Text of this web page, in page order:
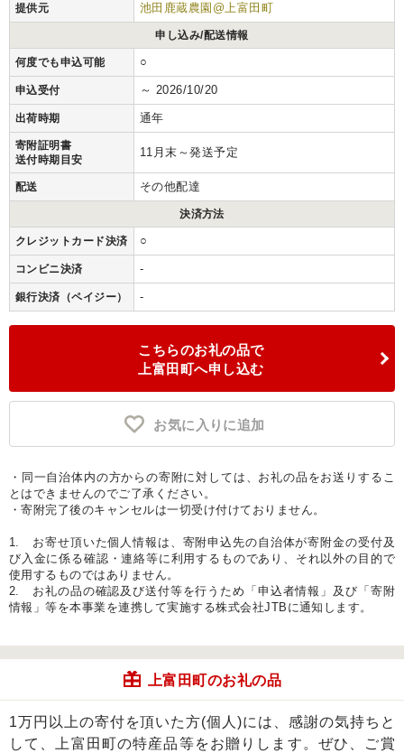
提供元 池田鹿蔵農園@上富田町
申し込み/配送情報
何度でも申込可能 ○
申込受付 ～ 2026/10/20
出荷時期 通年
寄附証明書
送付時期目安
11月末～発送予定
配送 その他配達
決済方法
クレジットカード決済 ○
コンビニ決済 -
銀行決済（ペイジー） -
こちらのお礼の品で
上富田町へ申し込む
お気に入りに追加
・同一自治体内の方からの寄附に対しては、お礼の品をお送りするこ
とはできませんのでご了承ください。
・寄附完了後のキャンセルは一切受け付けておりません。
1. お寄せ頂いた個人情報は、寄附申込先の自治体が寄附金の受付及
び入金に係る確認・連絡等に利用するものであり、それ以外の目的で
使用するものではありません。
2. お礼の品の確認及び送付等を行うため「申込者情報」及び「寄附
情報」等を本事業を連携して実施する株式会社JTBに通知します。
上富田町のお礼の品
1万円以上の寄付を頂いた方(個人)には、感謝の気持ちと
して、上富田町の特産品等をお贈りします。ぜひ、ご賞